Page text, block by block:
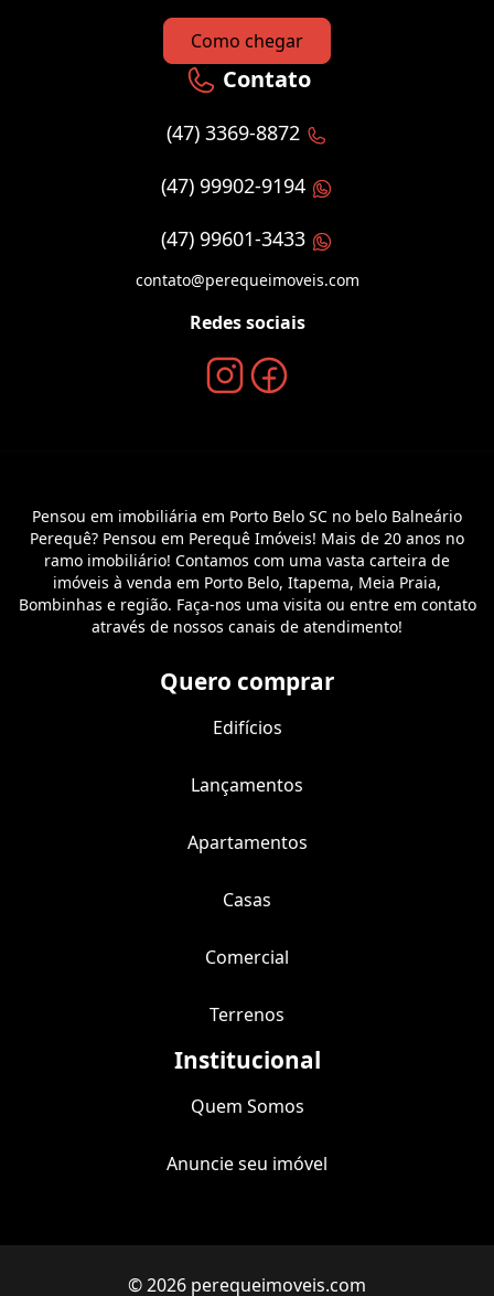
Como chegar
Contato
(47) 3369-8872
(47) 99902-9194
(47) 99601-3433
contato@perequeimoveis.com
Redes sociais
Pensou em imobiliária em Porto Belo SC no belo Balneário
Perequê? Pensou em Perequê Imóveis! Mais de 20 anos no
ramo imobiliário! Contamos com uma vasta carteira de
imóveis à venda em Porto Belo, Itapema, Meia Praia,
Bombinhas e região. Faça-nos uma visita ou entre em contato
através de nossos canais de atendimento!
Quero comprar
Edifícios
Lançamentos
Apartamentos
Casas
Comercial
Terrenos
Institucional
Quem Somos
Anuncie seu imóvel
© 2026 perequeimoveis.com